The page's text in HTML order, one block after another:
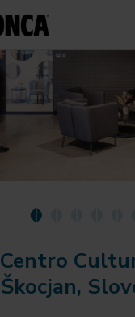
Centro
Škocjan,